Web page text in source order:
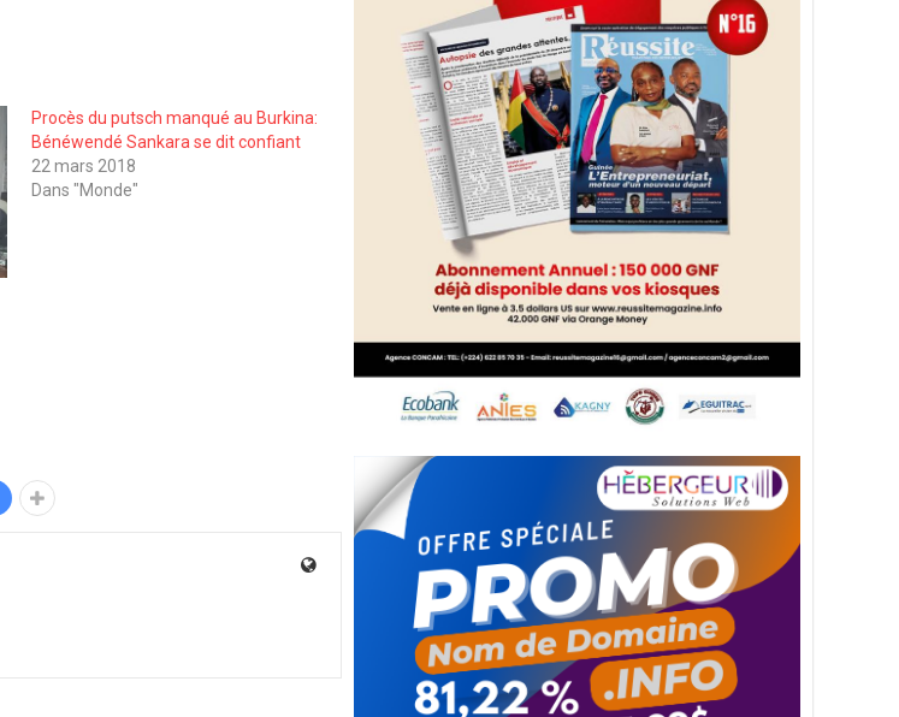
Procès du putsch manqué au Burkina:
Bénéwendé Sankara se dit confiant
22 mars 2018
Dans "Monde"